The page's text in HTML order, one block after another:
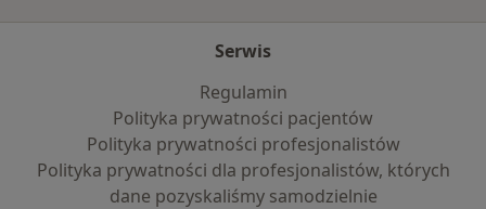
Serwis
Regulamin
Polityka prywatności pacjentów
Polityka prywatności profesjonalistów
Polityka prywatności dla profesjonalistów, których
dane pozyskaliśmy samodzielnie